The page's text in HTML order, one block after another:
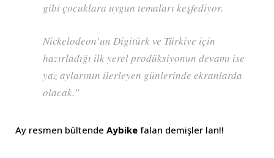
gibi çocuklara uygun temaları keşfediyor.
Nickelodeon’un Digitürk ve Türkiye için
hazırladığı ilk yerel prodüksiyonun devamı ise
yaz aylarının ilerleyen günlerinde ekranlarda
olacak.”
Ay resmen bültende Aybike falan demişler lan!!